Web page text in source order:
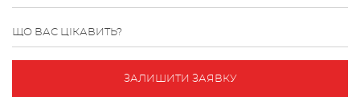
ЩО ВАС ЦІКАВИТЬ?
ЗАЛИШИТИ ЗАЯВКУ